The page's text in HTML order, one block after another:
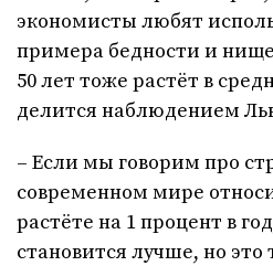
экономисты любят
примера бедности и
50 лет тоже растёт в
делится наблюдением
– Если мы говорим про
современном мире
растёте на 1 процент в
становится лучше, но это